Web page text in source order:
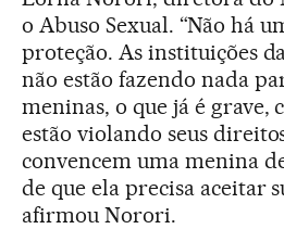
o Abuso Sexual. “Não há
proteção. As instituições
não estão fazendo nada
meninas, o que já é grave,
estão violando seus
convencem uma menina de
de que ela precisa aceitar
afirmou Norori.